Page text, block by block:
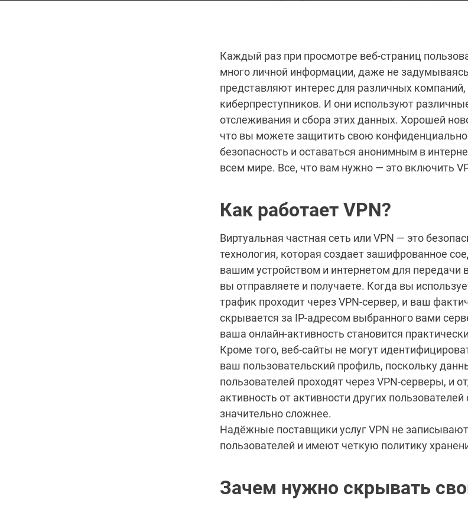
Каждый раз при просмотре веб-страниц
много личной информации, даже не
представляют интерес для различных
киберпреступников. И они используют
отслеживания и сбора этих данных. Хорошей
что вы можете защитить свою
безопасность и оставаться анонимным в
всем мире. Все, что вам нужно — это включить
Как работает VPN?
Виртуальная частная сеть или VPN — это
технология, которая создает зашифрованное
вашим устройством и интернетом для передачи
вы отправляете и получаете. Когда вы
трафик проходит через VPN-сервер, и ваш
скрывается за IP-адресом выбранного вами
ваша онлайн-активность становится
Кроме того, веб-сайты не могут
ваш пользовательский профиль, поскольку
пользователей проходят через VPN-серверы, и
активность от активности других пользователей
значительно сложнее.
Надёжные поставщики услуг VPN не
пользователей и имеют четкую политику
Зачем нужно скрывать